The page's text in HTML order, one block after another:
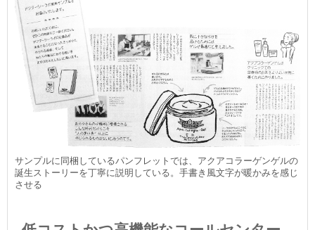
サンプルに同梱しているパンフレットでは、アクアコラーゲンゲルの
誕生ストーリーを丁寧に説明している。手書き風文字が暖かみを感じ
させる